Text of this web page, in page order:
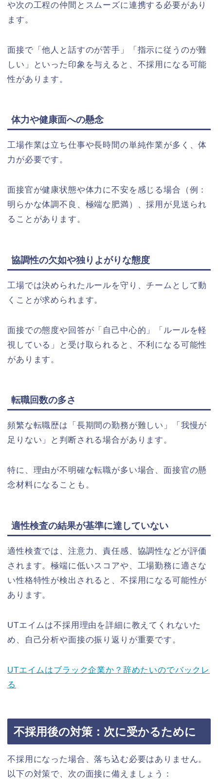
や次の工程の仲間とスムーズに連携する必要があり
ます。
面接で「他人と話すのが苦手」「指示に従うのが難
しい」といった印象を与えると、不採用になる可能
性があります。
体力や健康面への懸念
工場作業は立ち仕事や長時間の単純作業が多く、体
力が必要です。
面接官が健康状態や体力に不安を感じる場合（例：
明らかな体調不良、極端な肥満）、採用が見送られ
ることがあります。
協調性の欠如や独りよがりな態度
工場では決められたルールを守り、チームとして動
くことが求められます。
面接での態度や回答が「自己中心的」「ルールを軽
視している」と受け取られると、不利になる可能性
があります。
転職回数の多さ
頻繁な転職歴は「長期間の勤務が難しい」「我慢が
足りない」と判断される場合があります。
特に、理由が不明確な転職が多い場合、面接官の懸
念材料になることも。
適性検査の結果が基準に達していない
適性検査では、注意力、責任感、協調性などが評価
されます。極端に低いスコアや、工場勤務に適さな
い性格特性が検出されると、不採用になる可能性が
あります。
UTエイムは不採用理由を詳細に教えてくれないた
め、自己分析や面接の振り返りが重要です。
UTエイムはブラック企業か？辞めたいのでバックレ
る
不採用後の対策：次に受かるために
不採用になった場合、落ち込む必要はありません。
以下の対策で、次の面接に備えましょう：